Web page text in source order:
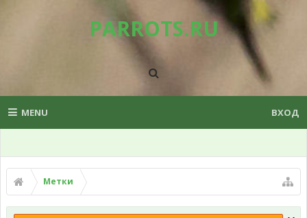
PARROTS.RU
MENU ВХОД
Метки